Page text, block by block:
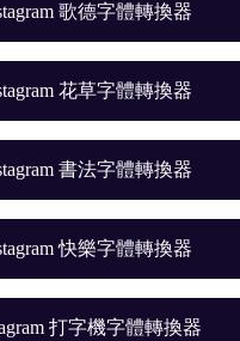
歌德字體轉換器
花草字體轉換器
書法字體轉換器
快樂字體轉換器
打字機字體轉換器